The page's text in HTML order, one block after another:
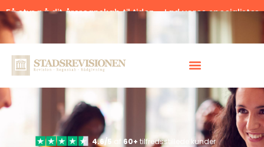
Få styr på dit årsregnskab til tiden – Lad vores specialister
4.6/5 af 60+ tilfredsstillede kunder